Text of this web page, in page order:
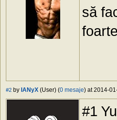
să
#2 by IANyX (User) (0 mesaje) at 2014-
#1